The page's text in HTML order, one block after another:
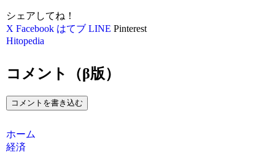
シェアしてね！
X Facebook はてブ LINE Pinterest
Hitopedia
コメント（β版）
コメントを書き込む
ホーム
経済